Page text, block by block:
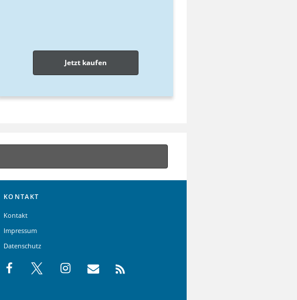
Jetzt kaufen
KONTAKT
Kontakt
Impressum
Datenschutz